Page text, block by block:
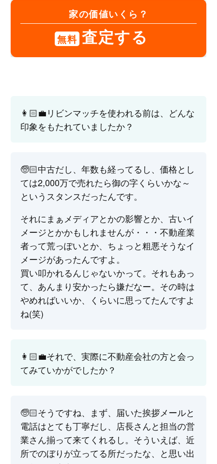
家の価値いくら？
無料 査定する
👩🏻‍💼リビンマッチを使われる前は、どんな
印象をもたれていましたか？
🧓🏻中古だし、年数も経ってるし、価格とし
ては2,000万で売れたら御の字くらいかな～
というスタンスだったんです。
それにまぁメディアとかの影響とか、古いイ
メージとかかもしれませんが・・・不動産業
者って荒っぽいとか、ちょっと粗悪そうなイ
メージがあったんですよ。
買い叩かれるんじゃないかって。それもあっ
て、あんまり安かったら嫌だなー。その時は
やめればいいか、くらいに思ってたんですよ
ね(笑)
👩🏻‍💼それで、実際に不動産会社の方と会っ
てみていかがでしたか？
🧓🏻そうですね、まず、届いた挨拶メールと
電話はとても丁寧だし、店長さんと担当の営
業さん揃って来てくれるし。そういえば、近
所でのぼりが立ってる所だったな、と思い出